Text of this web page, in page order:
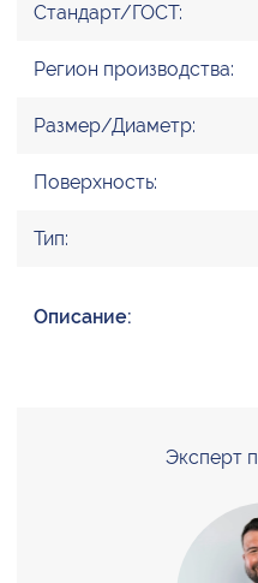
Стандарт/ГОСТ:
Регион производства:
Размер/Диаметр:
Поверхность:
Тип:
Описание:
Эксперт